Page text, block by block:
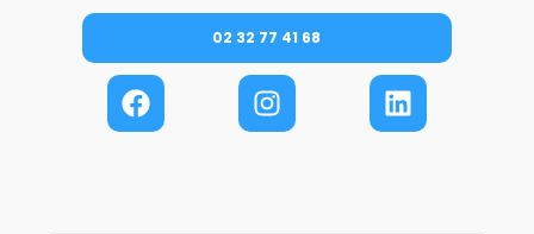
02 32 77 41 68